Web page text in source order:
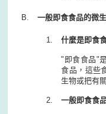
一般即食食品的微
什麼是即食
"即食食品"
食品，這些
生物或把有
一般即食食